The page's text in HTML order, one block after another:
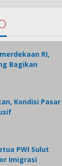
RI,
Bagikan
Kondisi Pasar
PWI Sulut
Imigrasi